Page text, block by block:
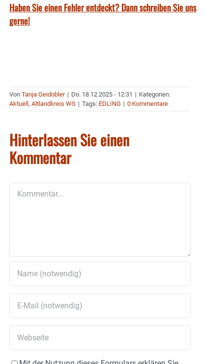
Haben Sie einen Fehler entdeckt? Dann schreiben Sie uns
gerne!
Von Tanja Geidobler | Do. 18.12.2025 - 12:31 | Kategorien:
Aktuell, Altlandkreis WS | Tags: EDLING | 0 Kommentare
Hinterlassen Sie einen
Kommentar